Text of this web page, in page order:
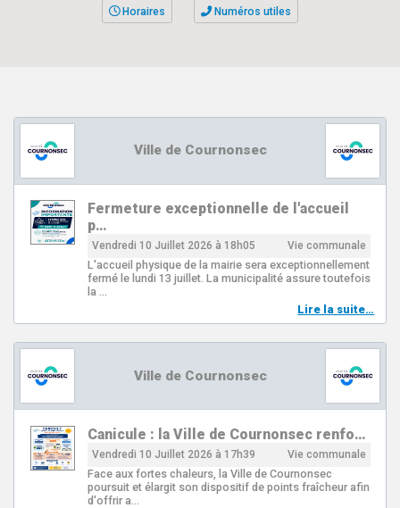
Horaires Numéros utiles
Ville de Cournonsec
Fermeture exceptionnelle de l'accueil
p…
Vendredi 10 Juillet 2026 à 18h05 Vie communale
L'accueil physique de la mairie sera exceptionnellement
fermé le lundi 13 juillet. La municipalité assure toutefois
la …
Lire la suite…
Ville de Cournonsec
Canicule : la Ville de Cournonsec renfo…
Vendredi 10 Juillet 2026 à 17h39 Vie communale
Face aux fortes chaleurs, la Ville de Cournonsec
poursuit et élargit son dispositif de points fraîcheur afin
d'offrir a…